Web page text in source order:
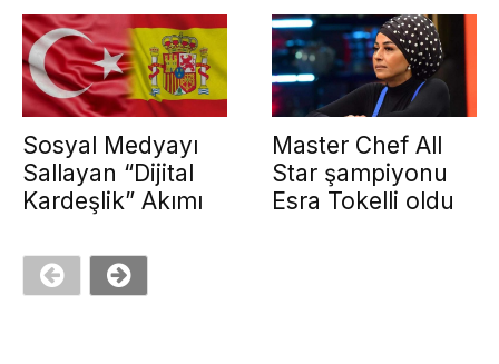
Sosyal Medyayı
Sallayan “Dijital
Kardeşlik” Akımı
Master Chef All
Star şampiyonu
Esra Tokelli oldu